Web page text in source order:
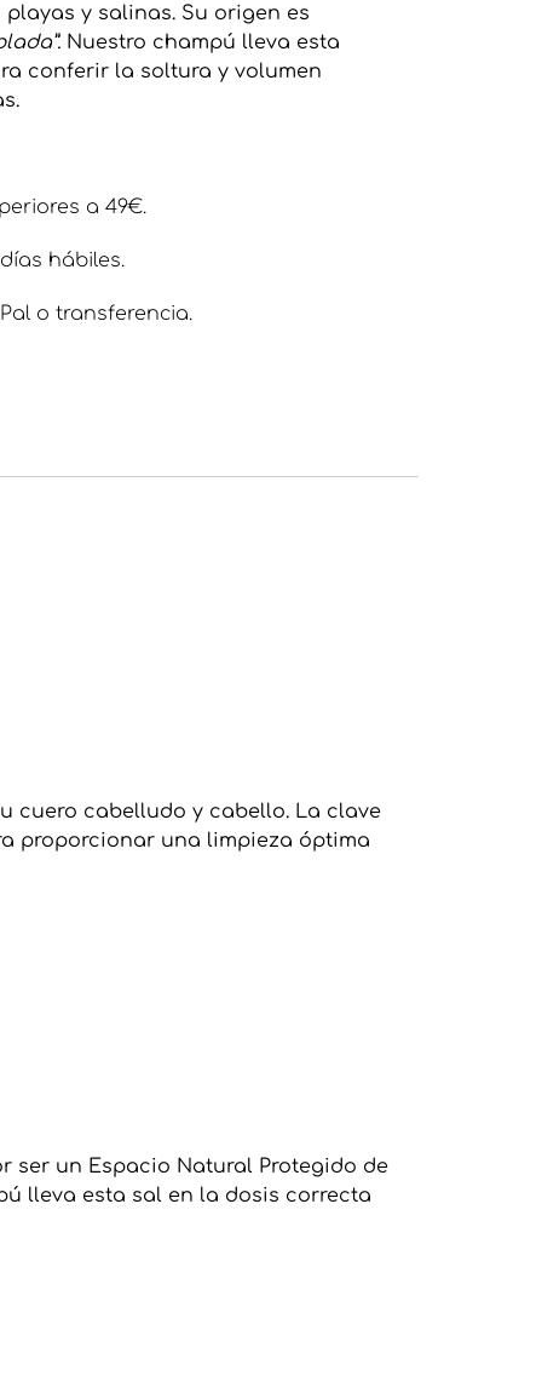
y salinas. Su origen es
Nuestro champú lleva esta
conferir la soltura y volumen
a 49€.
hábiles.
o transferencia.
cuero cabelludo y cabello. La clave
proporcionar una limpieza óptima
ser un Espacio Natural Protegido de
lleva esta sal en la dosis correcta